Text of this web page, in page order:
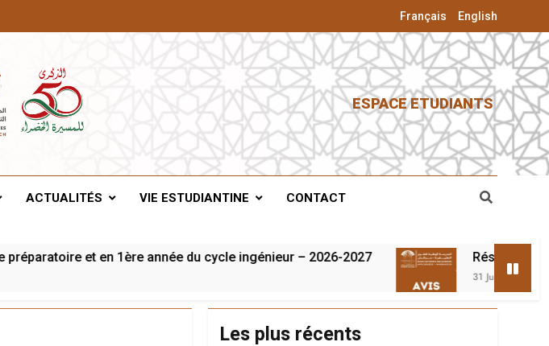
Français English
ESPACE ETUDIANTS
ACTUALITÉS VIE ESTUDIANTINE CONTACT
et en 1ère année du cycle ingénieur – 2026-2027 Résultats du
31 Juillet 2026
Les plus récents